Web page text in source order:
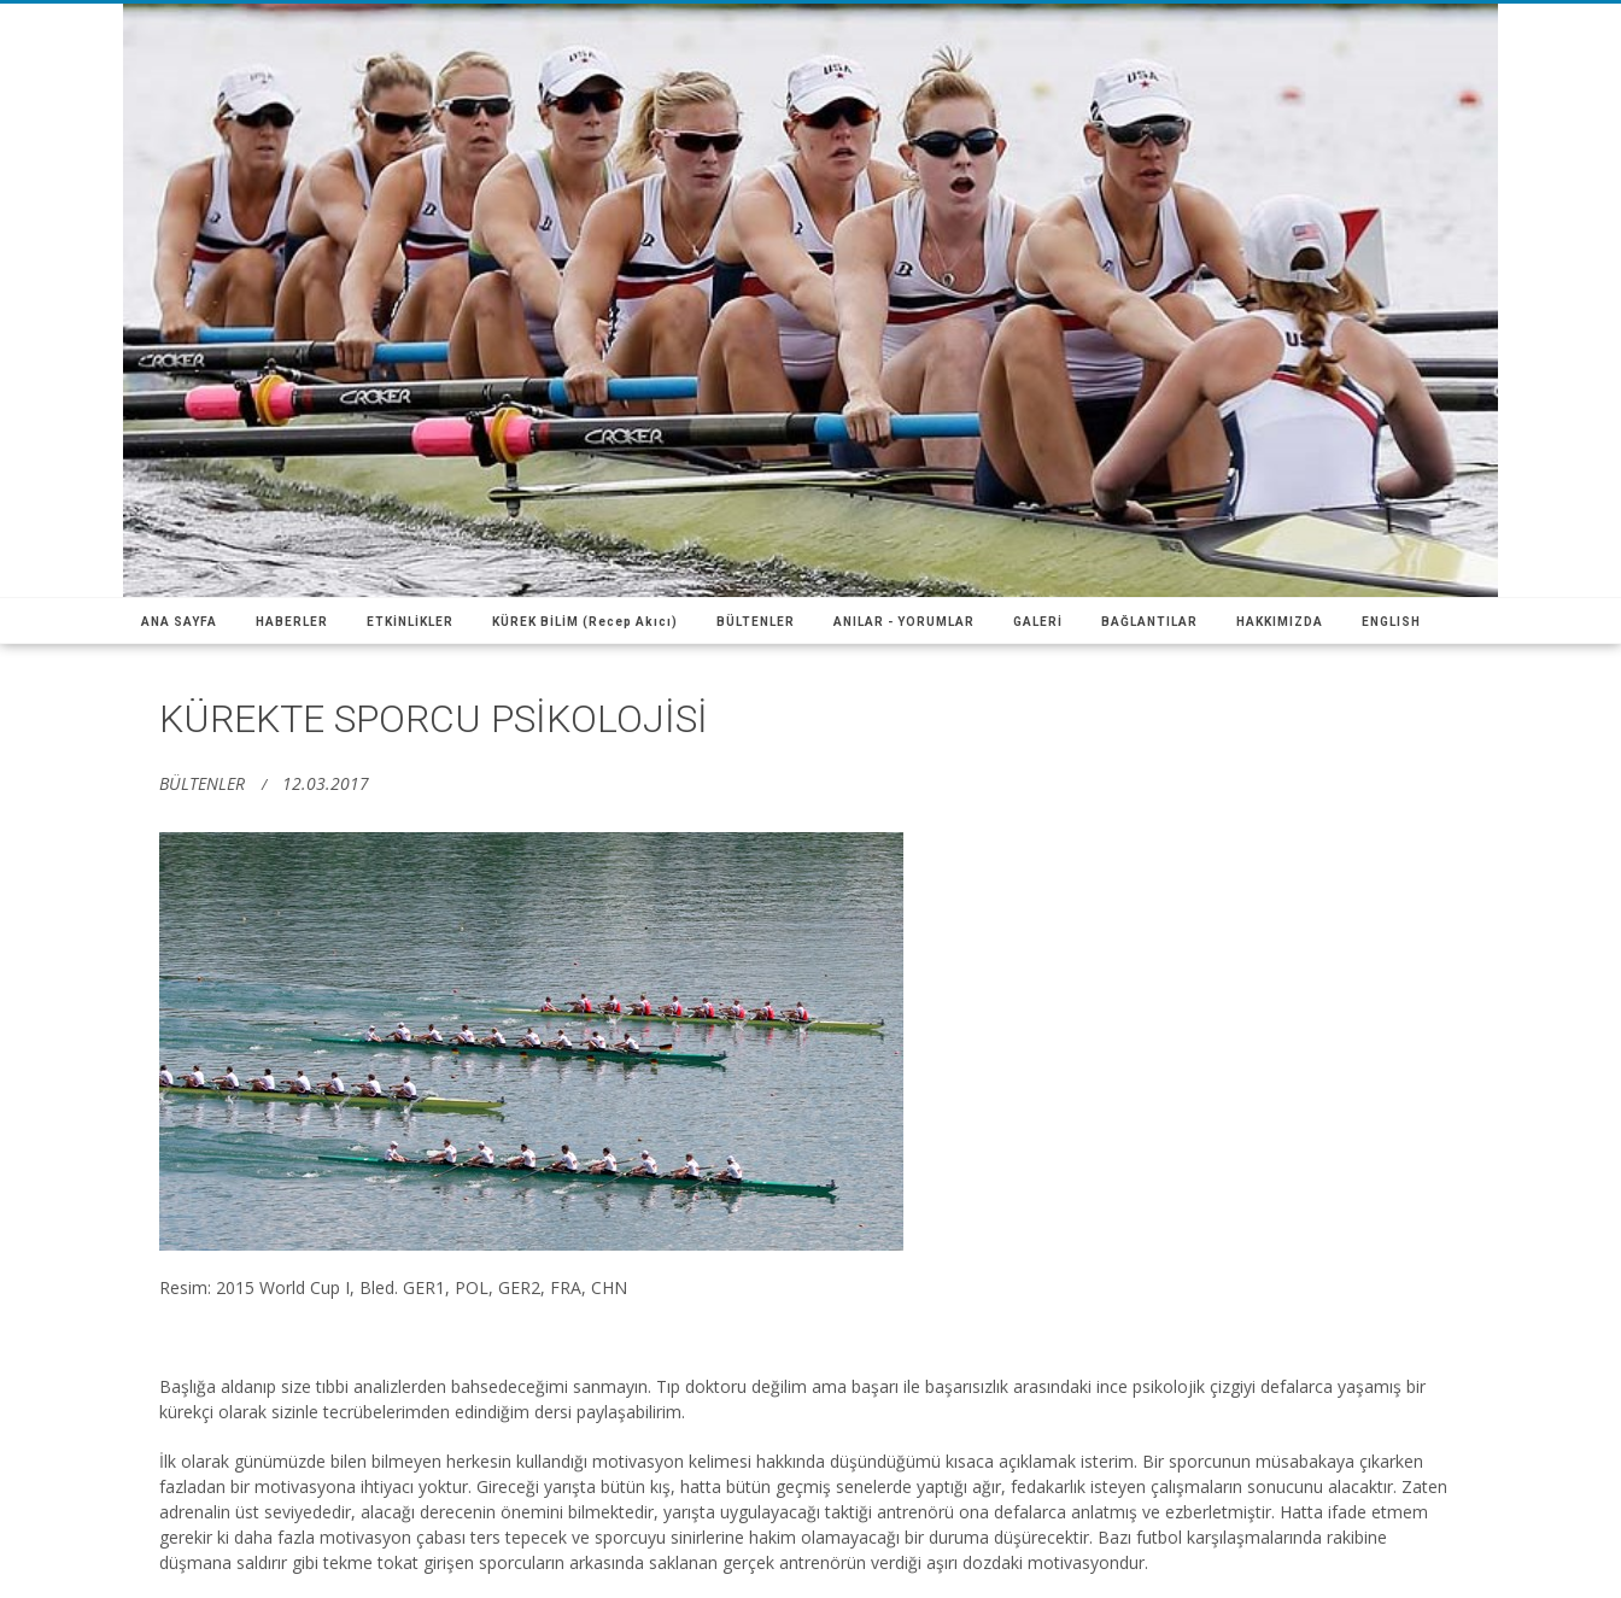
ANA SAYFA HABERLER ETKİNLİKLER KÜREK BİLİM (Recep Akıcı) BÜLTENLER ANILAR - YORUMLAR GALERİ BAĞLANTILAR HAKKIMIZDA ENGLISH
KÜREKTE SPORCU PSİKOLOJİSİ
BÜLTENLER 12.03.2017
Resim: 2015 World Cup I, Bled. GER1, POL, GER2, FRA, CHN
Başlığa aldanıp size tıbbi analizlerden bahsedeceğimi sanmayın. Tıp doktoru değilim ama başarı ile başarısızlık arasındaki ince psikolojik çizgiyi defalarca yaşamış bir
kürekçi olarak sizinle tecrübelerimden edindiğim dersi paylaşabilirim.
İlk olarak günümüzde bilen bilmeyen herkesin kullandığı motivasyon kelimesi hakkında düşündüğümü kısaca açıklamak isterim. Bir sporcunun müsabakaya çıkarken
fazladan bir motivasyona ihtiyacı yoktur. Gireceği yarışta bütün kış, hatta bütün geçmiş senelerde yaptığı ağır, fedakarlık isteyen çalışmaların sonucunu alacaktır. Zaten
adrenalin üst seviyededir, alacağı derecenin önemini bilmektedir, yarışta uygulayacağı taktiği antrenörü ona defalarca anlatmış ve ezberletmiştir. Hatta ifade etmem
gerekir ki daha fazla motivasyon çabası ters tepecek ve sporcuyu sinirlerine hakim olamayacağı bir duruma düşürecektir. Bazı futbol karşılaşmalarında rakibine
düşmana saldırır gibi tekme tokat girişen sporcuların arkasında saklanan gerçek antrenörün verdiği aşırı dozdaki motivasyondur.